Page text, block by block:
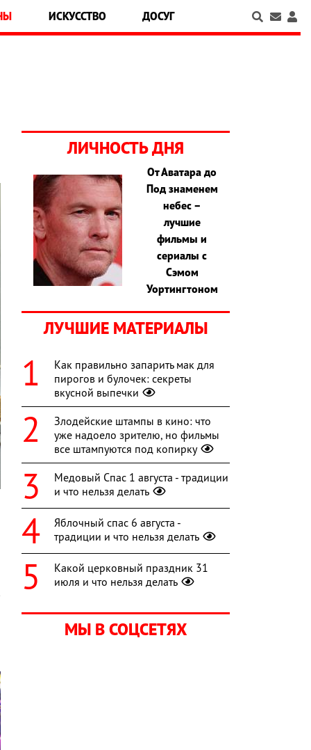
ИСКУССТВО ДОСУГ
ЛИЧНОСТЬ ДНЯ
От Аватара до
Под знаменем
небес –
лучшие
фильмы и
сериалы с
Сэмом
Уортингтоном
ЛУЧШИЕ МАТЕРИАЛЫ
Как правильно запарить мак для
пирогов и булочек: секреты
вкусной выпечки
Злодейские штампы в кино: что
уже надоело зрителю, но фильмы
все штампуются под копирку
Медовый Спас 1 августа - традиции
и что нельзя делать
Яблочный спас 6 августа -
традиции и что нельзя делать
Какой церковный праздник 31
июля и что нельзя делать
МЫ В СОЦСЕТЯХ